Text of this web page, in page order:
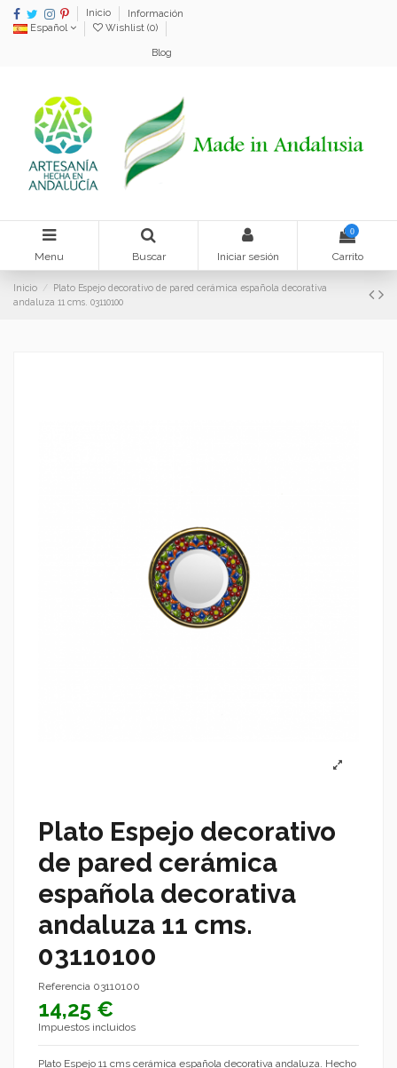
Inicio
Información
Español
Wishlist (0)
Blog
Menu Buscar Iniciar sesión
0
Carrito
Inicio
Plato Espejo decorativo de pared cerámica española decorativa
andaluza 11 cms. 03110100
Plato Espejo decorativo
de pared cerámica
española decorativa
andaluza 11 cms.
03110100
Referencia 03110100
14,25 €
Impuestos incluidos
Plato Espejo 11 cms cerámica española decorativa andaluza. Hecho